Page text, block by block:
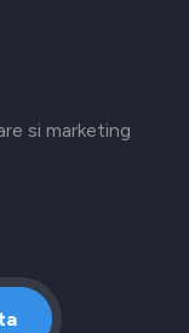
si marketing